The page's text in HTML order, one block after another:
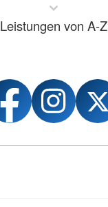
Leistungen von A-Z